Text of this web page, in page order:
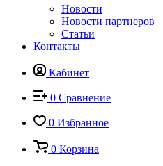
Новости
Новости партнеров
Статьи
Контакты
Кабинет
0 Сравнение
0 Избранное
0 Корзина